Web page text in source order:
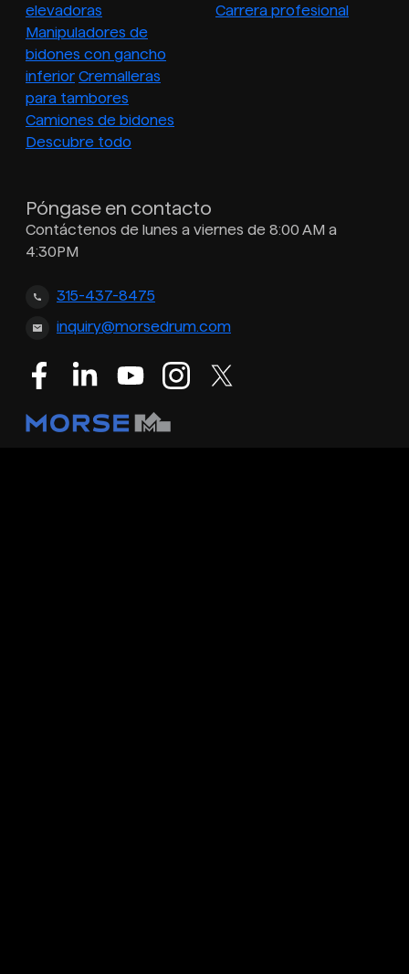
elevadoras
Manipuladores de
bidones con gancho
inferior Cremalleras
para tambores
Camiones de bidones
Descubre todo
Carrera profesional
Póngase en contacto
Contáctenos de lunes a viernes de 8:00 AM a
4:30PM
315-437-8475
inquiry@morsedrum.com